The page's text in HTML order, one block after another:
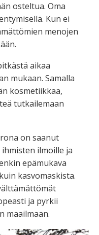
osteltua. Oma
Kun ei
menojen
aikaa
mukaan. Samalla
kosmetiikkaa,
tutkailemaan
on saanut
ilmoille ja
epämukava
kasvomaskista.
ja pyrkii
maailmaan.